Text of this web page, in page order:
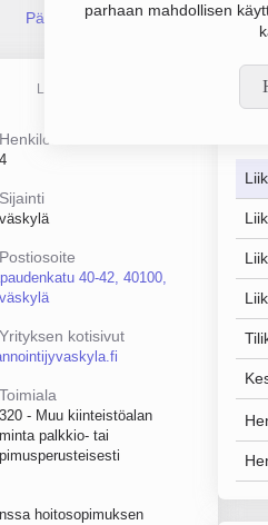
parhaan mahdollisen
Päättäjätiedot
Lähde: YTJ, PRH, Traficom
Henkilöstömäärä
40-42, 40100,
kotisivut
- Muu kiinteistöalan
palkkio- tai
hoitosopimuksen